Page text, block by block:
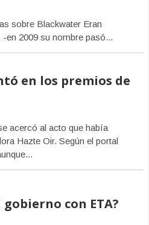
sobre Blackwater Eran
en 2009 su nombre pasó...
en los premios de
acercó al acto que había
Hazte Oir. Según el portal
con ETA?